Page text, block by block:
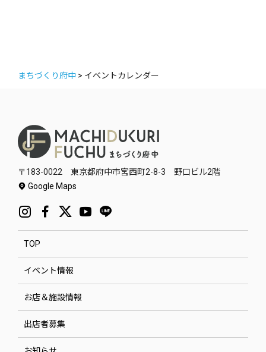
まちづくり府中 > イベントカレンダー
〒183-0022 東京都府中市宮西町2-8-3 野口ビル2階
Google Maps
TOP
イベント情報
お店＆施設情報
出店者募集